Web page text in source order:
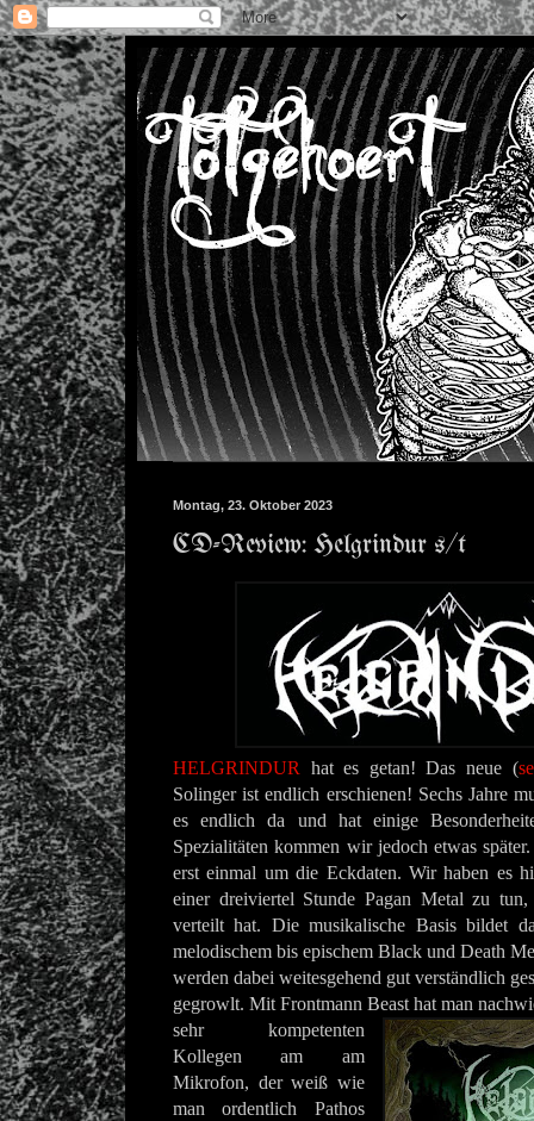
Montag, 23. Oktober 2023
CD-Review: Helgrindur s/t
HELGRINDUR hat es getan! Das neue (
Solinger ist endlich erschienen! Sechs Jahre
es endlich da und hat einige
Spezialitäten kommen wir jedoch etwas
erst einmal um die Eckdaten. Wir haben es
einer dreiviertel Stunde Pagan Metal zu
verteilt hat. Die musikalische Basis bildet
melodischem bis epischem Black und Death
werden dabei weitesgehend gut verständlich
gegrowlt. Mit Frontmann Beast hat man
sehr kompetenten
Kollegen am am
Mikrofon, der weiß wie
man ordentlich Pathos